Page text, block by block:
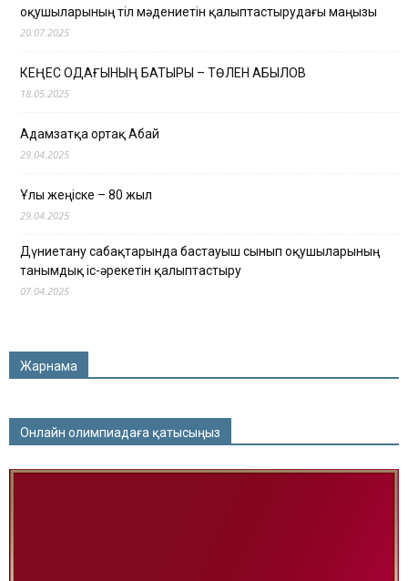
оқушыларының тіл мәдениетін қалыптастырудағы маңызы
20.07.2025
КЕҢЕС ОДАҒЫНЫҢ БАТЫРЫ – ТӨЛЕН ҚАБЫЛОВ
18.05.2025
Адамзатқа ортақ Абай
29.04.2025
Ұлы жеңіске – 80 жыл
29.04.2025
Дүниетану сабақтарында бастауыш сынып оқушыларының
танымдық іс-әрекетін қалыптастыру
07.04.2025
Жарнама
Онлайн олимпиадаға қатысыңыз